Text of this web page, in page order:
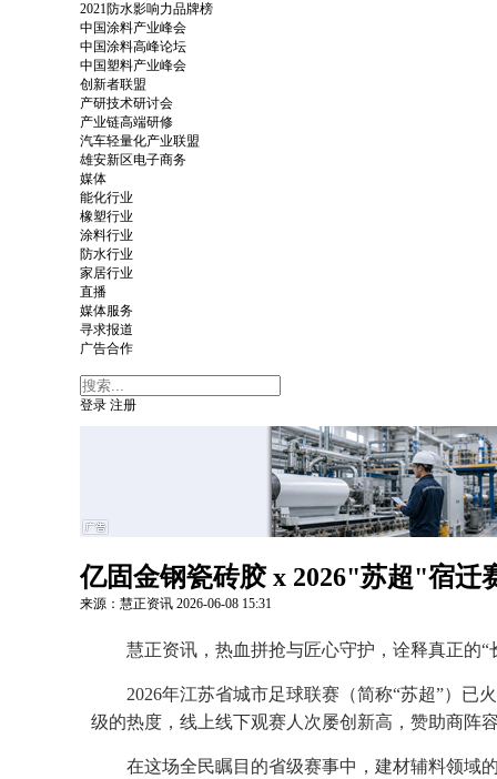
2021防水影响力品牌榜
中国涂料产业峰会
中国涂料高峰论坛
中国塑料产业峰会
创新者联盟
产研技术研讨会
产业链高端研修
汽车轻量化产业联盟
雄安新区电子商务
媒体
能化行业
橡塑行业
涂料行业
防水行业
家居行业
直播
媒体服务
寻求报道
广告合作
登录 注册
亿固金钢瓷砖胶 x 2026"苏超"宿迁
来源：慧正资讯 2026-06-08 15:31
慧正资讯，热血拼抢与匠心守护，诠释真正的“
2026年江苏省城市足球联赛（简称“苏超”）已
级的热度，线上线下观赛人次屡创新高，赞助商阵
在这场全民瞩目的省级赛事中，建材辅料领域